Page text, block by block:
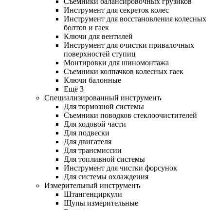
Инструмент для секреток колес
Инструмент для восстановления колесных
болтов и гаек
Ключи для вентилей
Инструмент для очистки привалочных
поверхностей ступиц
Монтировки для шиномонтажа
Съемники колпачков колесных гаек
Ключи балонные
Ещё 3
Специализированный инструмент
Для тормозной системы
Съемники поводков стеклоочистителей
Для ходовой части
Для подвески
Для двигателя
Для трансмиссии
Для топливной системы
Инструмент для чистки форсунок
Для системы охлаждения
Измерительный инструмент
Штангенциркули
Щупы измерительные